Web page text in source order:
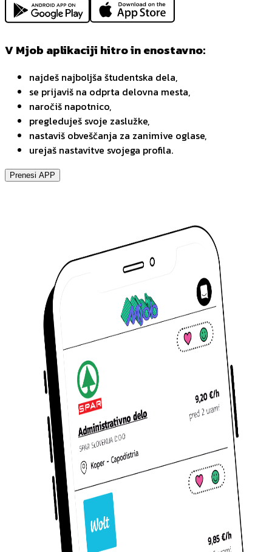
V Mjob aplikaciji hitro in enostavno:
najdeš najboljša študentska dela,
se prijaviš na odprta delovna mesta,
naročiš napotnico,
pregleduješ svoje zaslužke,
nastaviš obveščanja za zanimive oglase,
urejaš nastavitve svojega profila.
Prenesi APP